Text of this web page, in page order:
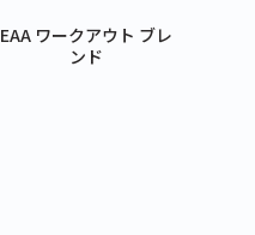
EAA ワークアウト ブレ
ンド